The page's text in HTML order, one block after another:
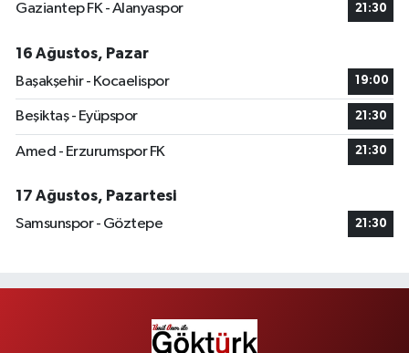
Gaziantep FK - Alanyaspor 21:30
16 Ağustos, Pazar
Başakşehir - Kocaelispor
19:00
Beşiktaş - Eyüpspor 21:30
Amed - Erzurumspor FK 21:30
17 Ağustos, Pazartesi
Samsunspor - Göztepe
21:30